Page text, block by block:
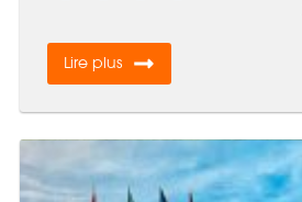
Lire plus